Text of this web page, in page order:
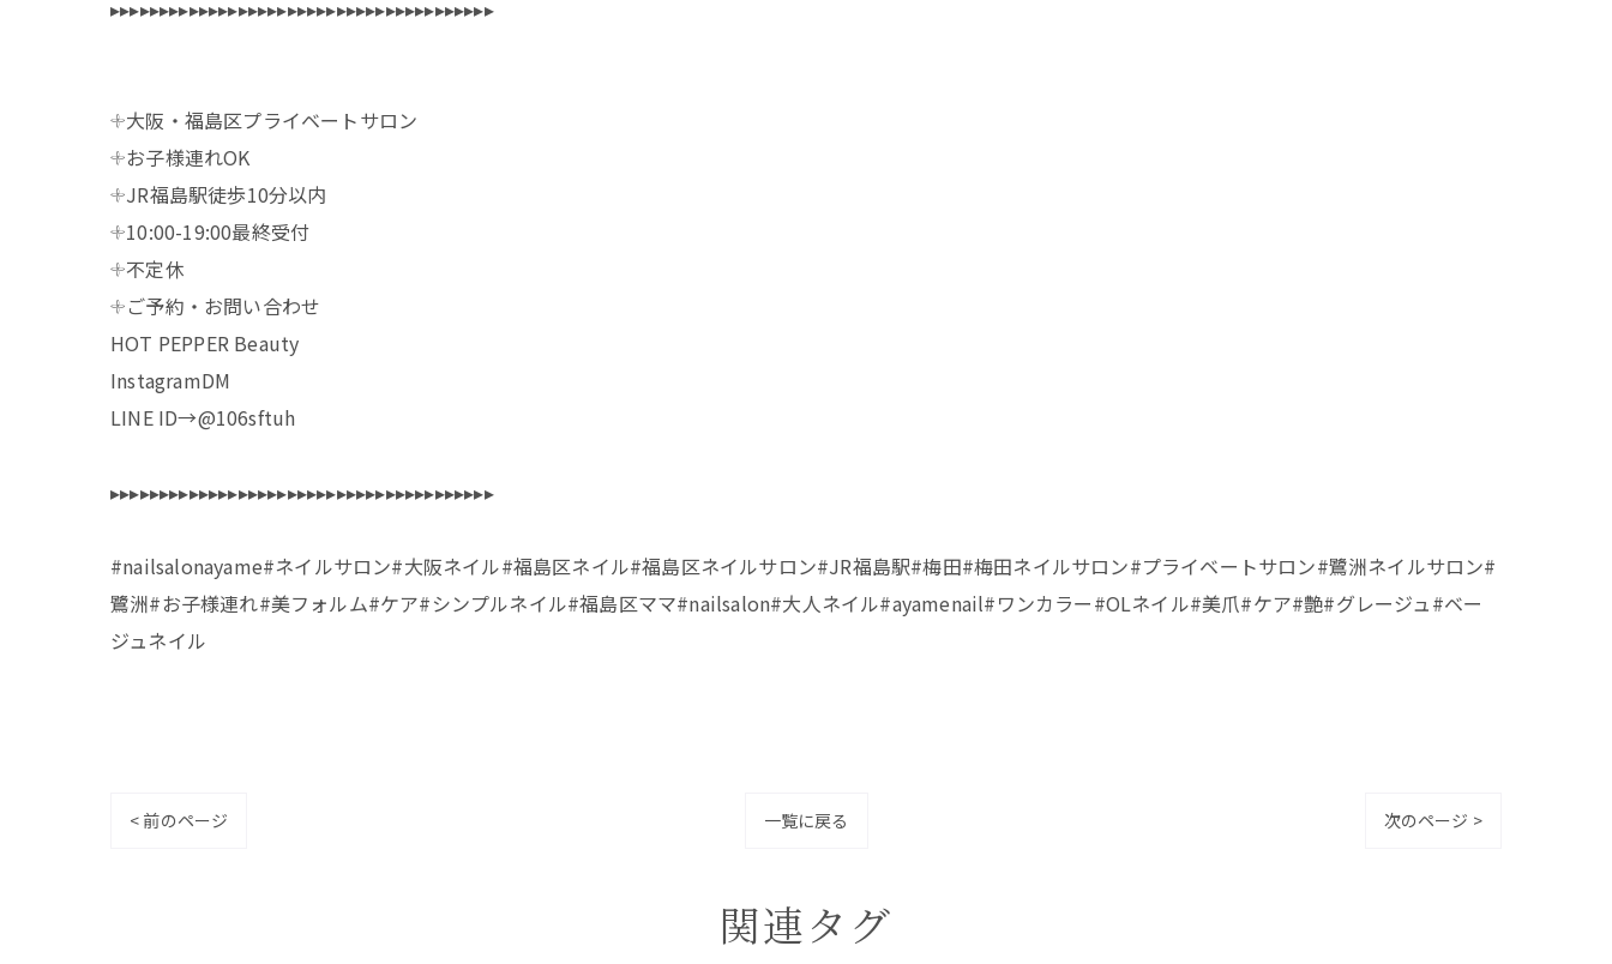
▸▸▸▸▸▸▸▸▸▸▸▸▸▸▸▸▸▸▸▸▸▸▸▸▸▸▸▸▸▸▸▸▸▸▸▸▸▸▸
𓇬大阪・福島区プライベートサロン
𓇬お子様連れOK
𓇬JR福島駅徒歩10分以内
𓇬10:00-19:00最終受付
𓇬不定休
𓇬ご予約・お問い合わせ
HOT PEPPER Beauty
InstagramDM
LINE ID→@106sftuh
▸▸▸▸▸▸▸▸▸▸▸▸▸▸▸▸▸▸▸▸▸▸▸▸▸▸▸▸▸▸▸▸▸▸▸▸▸▸▸
#nailsalonayame#ネイルサロン#大阪ネイル#福島区ネイル#福島区ネイルサロン#JR福島駅#梅田#梅田ネイルサロン#プライベートサロン#鷺洲ネイルサロン#
鷺洲#お子様連れ#美フォルム#ケア#シンプルネイル#福島区ママ#nailsalon#大人ネイル#ayamenail#ワンカラー#OLネイル#美爪#ケア#艶#グレージュ#ベー
ジュネイル
< 前のページ 一覧に戻る 次のページ >
関連タグ